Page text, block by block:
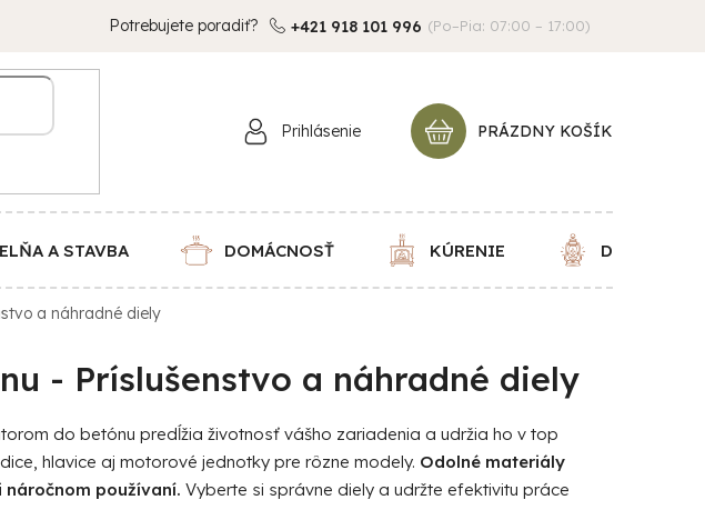
Potrebujete poradiť? +421 918 101 996 (Po–Pia: 07:00 – 17:00)
Prihlásenie
NÁKUPNÝ
KOŠÍK
PRÁZDNY KOŠÍK
A STAVBA DOMÁCNOSŤ KÚRENIE DEKORÁCIE
a náhradné diely
- Príslušenstvo a náhradné diely
do betónu predĺžia životnosť vášho zariadenia a udržia ho v top
hlavice aj motorové jednotky pre rôzne modely. Odolné materiály
používaní. Vyberte si správne diely a udržte efektivitu práce